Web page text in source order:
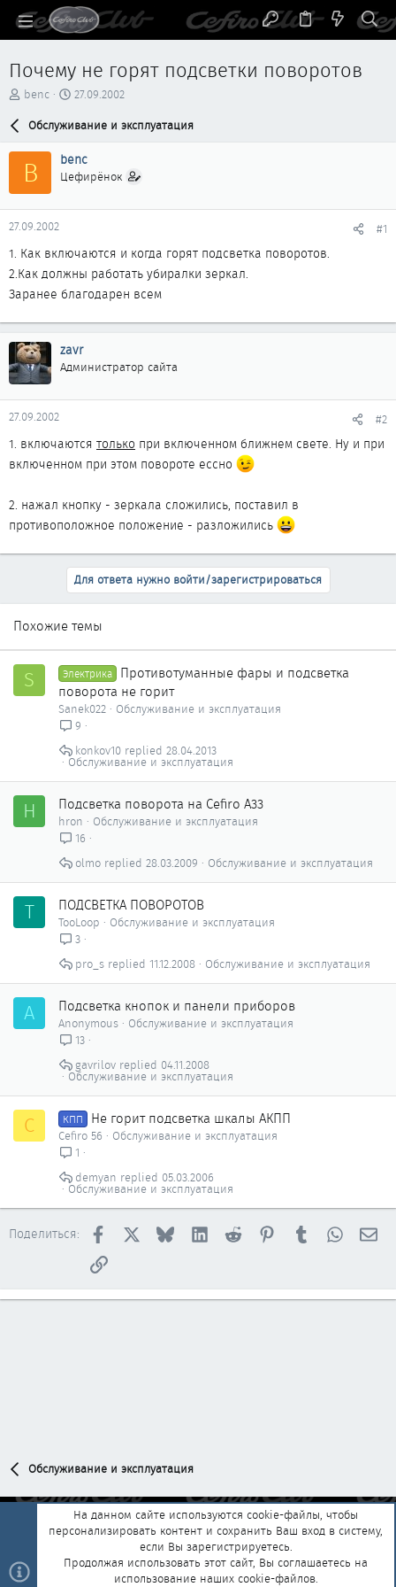
Почему не горят подсветки поворотов
А
р
т
м
ы
benc
Д
т
н
а
ч
а
27.09.2002
Обслуживание и эксплуатация
B benc
Цефирёнок
27.09.2002 #1
1. Как включаются и когда горят подсветка поворотов.
2.Как должны работать убиралки зеркал.
Заранее благодарен всем
zavr
Администратор сайта
27.09.2002 #2
1. включаются только при включенном ближнем свете. Ну и при
включенном при этом повороте ессно
2. нажал кнопку - зеркала сложились, поставил в
противоположное положение - разложились
Для ответа нужно войти/зарегистрироваться
Похожие темы
S Электрика Противотуманные фары и подсветка
поворота не горит
Sanek022
Обслуживание и эксплуатация
9
Обслуживание и эксплуатация
28.04.2013
konkov10
H Подсветка поворота на Cefiro A33
hron
Обслуживание и эксплуатация
16
Обслуживание и эксплуатация
28.03.2009
olmo
T ПОДСВЕТКА ПОВОРОТОВ
TooLoop
Обслуживание и эксплуатация
3
Обслуживание и эксплуатация
11.12.2008
pro_s
A Подсветка кнопок и панели приборов
Anonymous
Обслуживание и эксплуатация
13
Обслуживание и эксплуатация
04.11.2008
gavrilov
C КПП Не горит подсветка шкалы АКПП
Cefiro 56
Обслуживание и эксплуатация
1
Обслуживание и эксплуатация
05.03.2006
demyan
Поделиться: Facebook BlueskyLinkedInReddit PinterestTumblr
Ссылка
Обслуживание и эксплуатация
Обратная связь
Условия и правила
Политика конфиденциальности
Помощь Главная
R
На данном сайте используются cookie-файлы, чтобы
персонализировать контент и сохранить Ваш вход в систему,
если Вы зарегистрируетесь.
Продолжая использовать этот сайт, Вы соглашаетесь на
использование наших cookie-файлов.